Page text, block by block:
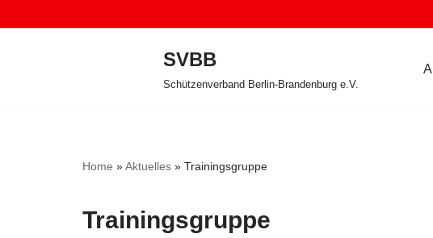
SVBB
Schützenverband Berlin-Brandenburg e.V.
Home »Aktuelles » Trainingsgruppe
Trainingsgruppe